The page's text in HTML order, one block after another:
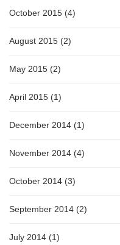
October 2015 (4)
August 2015 (2)
May 2015 (2)
April 2015 (1)
December 2014 (1)
November 2014 (4)
October 2014 (3)
September 2014 (2)
July 2014 (1)